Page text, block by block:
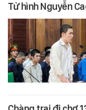
Tử hình Nguyễn